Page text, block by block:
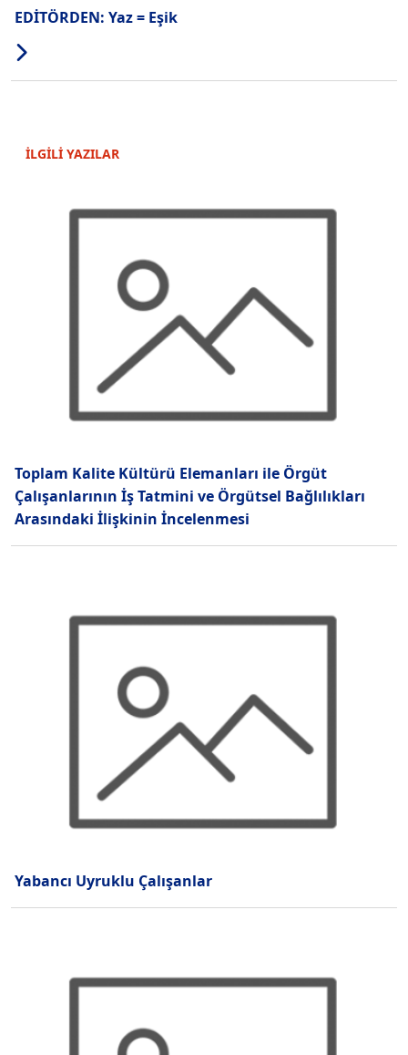
EDİTÖRDEN: Yaz = Eşik
İLGİLİ YAZILAR
Toplam Kalite Kültürü Elemanları ile Örgüt
Çalışanlarının İş Tatmini ve Örgütsel Bağlılıkları
Arasındaki İlişkinin İncelenmesi
Yabancı Uyruklu Çalışanlar